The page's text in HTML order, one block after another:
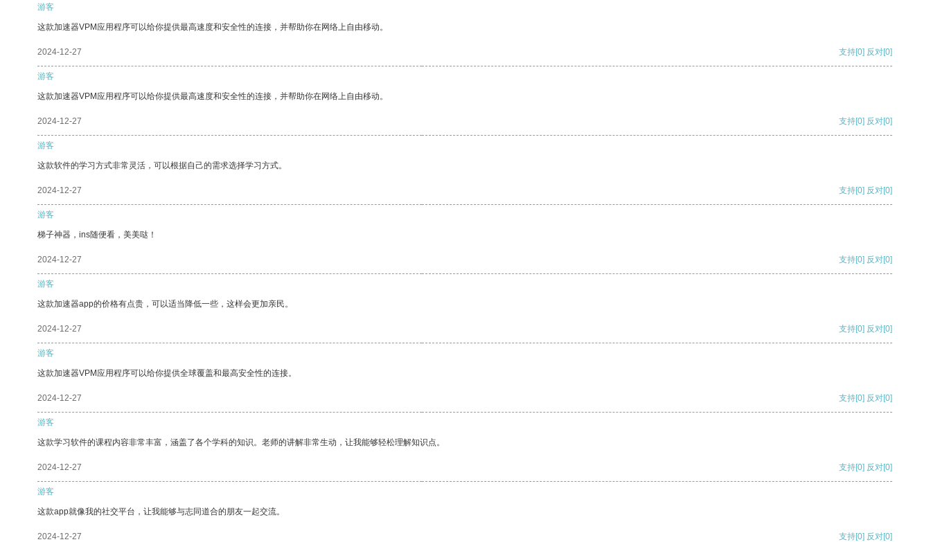
游客
这款加速器VPM应用程序可以给你提供最高速度和安全性的连接，并帮助你在网络上自由移动。
2024-12-27 支持[0] 反对[0]
游客
这款加速器VPM应用程序可以给你提供最高速度和安全性的连接，并帮助你在网络上自由移动。
2024-12-27 支持[0] 反对[0]
游客
这款软件的学习方式非常灵活，可以根据自己的需求选择学习方式。
2024-12-27 支持[0] 反对[0]
游客
梯子神器，ins随便看，美美哒！
2024-12-27 支持[0] 反对[0]
游客
这款加速器app的价格有点贵，可以适当降低一些，这样会更加亲民。
2024-12-27 支持[0] 反对[0]
游客
这款加速器VPM应用程序可以给你提供全球覆盖和最高安全性的连接。
2024-12-27 支持[0] 反对[0]
游客
这款学习软件的课程内容非常丰富，涵盖了各个学科的知识。老师的讲解非常生动，让我能够轻松理解知识点。
2024-12-27 支持[0] 反对[0]
游客
这款app就像我的社交平台，让我能够与志同道合的朋友一起交流。
2024-12-27 支持[0] 反对[0]